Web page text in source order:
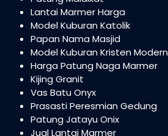
Lantai Marmer Harga
Model Kuburan Katolik
Papan Nama Masjid
Model Kuburan Kristen Modern
Harga Patung Naga Marmer
Kijing Granit
Vas Batu Onyx
Prasasti Peresmian Gedung
Patung Jatayu Onix
Jual Lantai Marmer